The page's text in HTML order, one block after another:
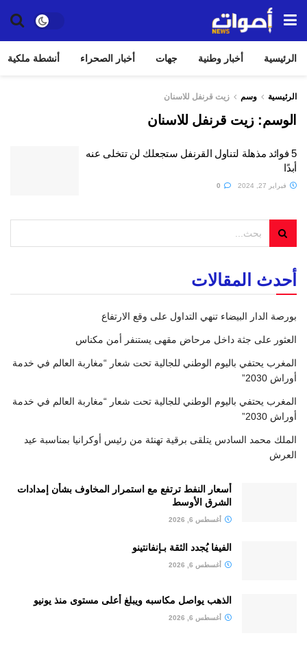
الرئيسية أخبار وطنية جهات أخبار الصحراء أنشطة ملكية
الرئيسية وسم زيت قرنفل للاسنان
الوسم:زيت قرنفل للاسنان
5 فوائد مذهلة لتناول القرنفل ستجعلك لن تتخلى عنه
أبدًا
فبراير 27, 2024
أحدث المقالات
بورصة الدار البيضاء تنهي التداول على وقع الارتفاع
العثور على جثة داخل مرحاض مقهى يستنفر أمن مكناس
المغرب يحتفي باليوم الوطني للجالية تحت شعار “مغاربة العالم في خدمة
أوراش 2030”
المغرب يحتفي باليوم الوطني للجالية تحت شعار “مغاربة العالم في خدمة
أوراش 2030”
الملك محمد السادس يتلقى برقية تهنئة من رئيس أوكرانيا بمناسبة عيد
العرش
أسعار النفط ترتفع مع استمرار المخاوف بشأن إمدادات
الشرق الأوسط
أغسطس 6, 2026
الفيفا يُجدد الثقة بـإنفانتينو
أغسطس 6, 2026
الذهب يواصل مكاسبه ويبلغ أعلى مستوى منذ يونيو
أغسطس 6, 2026